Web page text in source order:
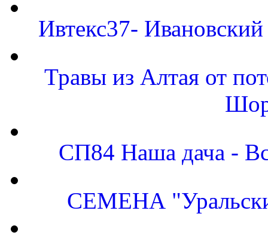
Ивтекс37-
Травы из Алтая от
СП84 Наша дача -
СЕМЕНА